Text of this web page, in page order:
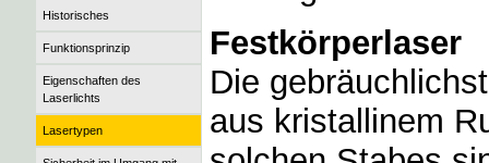
Historisches
Funktionsprinzip
Eigenschaften des
Laserlichts
Lasertypen
Festkörperlaser
Die
aus kristallinem